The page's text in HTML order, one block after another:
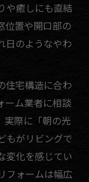
や癒しにも直結
位置や開口部の
日のようなやわ
住宅構造に合わ
ーム業者に相談
実際に「朝の光
もがリビングで
変化を感じてい
フォームは幅広